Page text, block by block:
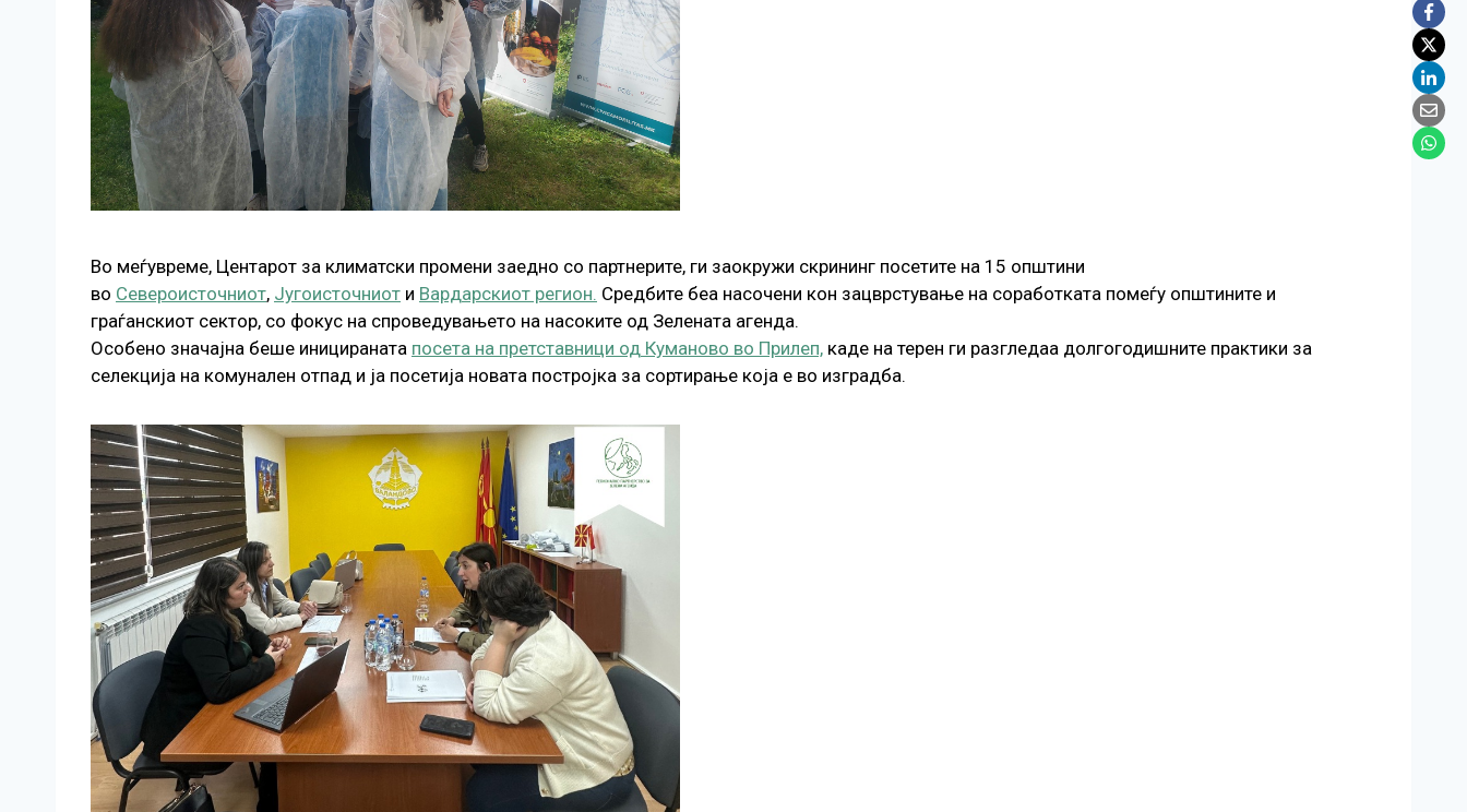
Во меѓувреме, Центарот за климатски промени заедно со партнерите, ги заокружи скрининг посетите на 15 општини
во Североисточниот, Југоисточниот и Вардарскиот регион. Средбите беа насочени кон зацврстување на соработката помеѓу општините и
граѓанскиот сектор, со фокус на спроведувањето на насоките од Зелената агенда.
Особено значајна беше иницираната посета на претставници од Куманово во Прилеп, каде на терен ги разгледаа долгогодишните практики за
селекција на комунален отпад и ја посетија новата постројка за сортирање која е во изградба.